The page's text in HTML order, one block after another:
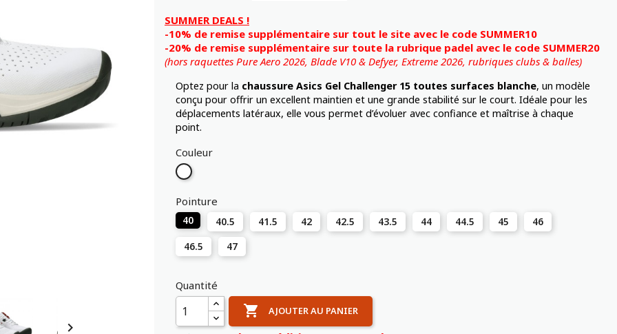

SUMMER DEALS !
-10% de remise supplémentaire sur tout le site avec le code SUMMER10
-20% de remise supplémentaire sur toute la rubrique padel avec le code SUMMER20
(hors raquettes Pure Aero 2026, Blade V10 & Defyer, Extreme 2026, rubriques clubs & balles)
Optez pour la chaussure Asics Gel Challenger 15 toutes surfaces blanche, un modèle
conçu pour offrir un excellent maintien et une grande stabilité sur le court. Idéale pour les
déplacements latéraux, elle vous permet d’évoluer avec confiance et maîtrise à chaque
point.
Couleur
Blanc
Pointure
40 40.5 41.5 42 42.5 43.5 44 44.5 45
46
46.5
47
Quantité
 AJOUTER AU PANIER